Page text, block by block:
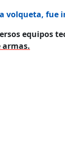
volqueta, fue
equipos
armas.